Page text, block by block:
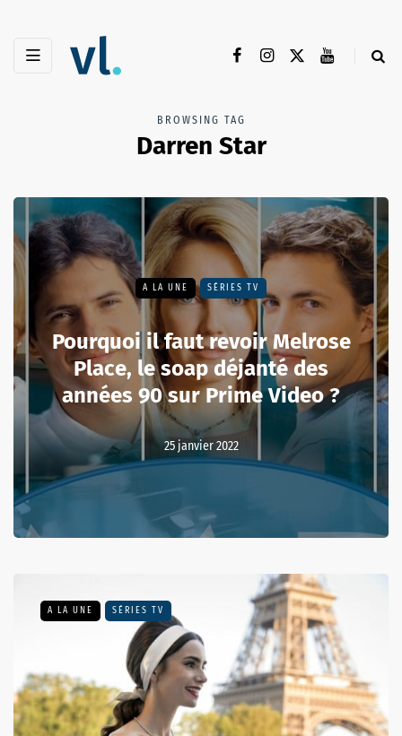
BROWSING TAG
Darren Star
A LA UNE SÉRIES TV
Pourquoi il faut revoir Melrose
Place, le soap déjanté des
années 90 sur Prime Video ?
25 janvier 2022
A LA UNE SÉRIES TV